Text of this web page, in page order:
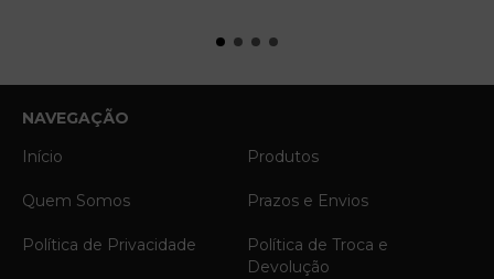
NAVEGAÇÃO
Início
Produtos
Quem Somos Prazos e Envios
Política de Privacidade
Política de Troca e
Devolução